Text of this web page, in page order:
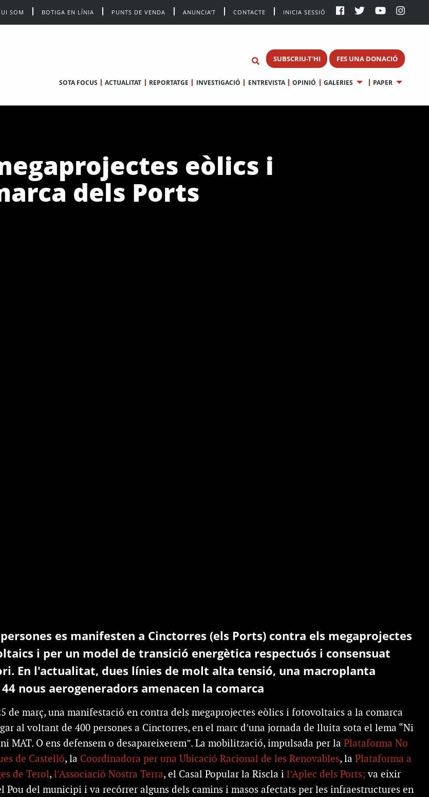
SOM BOTIGA EN LÍNIA PUNTS DE VENDA ANUNCIA’T CONTACTE INICIA SESSIÓ
SUBSCRIU-T'HI FES UNA DONACIÓ
SOTA FOCUS ACTUALITAT REPORTATGE INVESTIGACIÓ ENTREVISTA OPINIÓ GALERIES PAPER
eòlics i
dels Ports
es manifesten a Cinctorres (els Ports) contra els megaprojectes
i per un model de transició energètica respectuós i consensuat
En l'actualitat, dues línies de molt alta tensió, una macroplanta
nous aerogeneradors amenacen la comarca
de març, una manifestació en contra dels megaprojectes eòlics i fotovoltaics a la comarca
al voltant de 400 persones a Cinctorres, en el marc d’una jornada de lluita sota el lema “Ni
MAT. O ens defensem o desapareixerem”. La mobilització, impulsada per la Plataforma No
de Castelló, la Coordinadora per una Ubicació Racional de les Renovables, la Plataforma a
de Terol, l’Associació Nostra Terra, el Casal Popular la Riscla i l’Aplec dels Ports; va eixir
Pou del municipi i va recórrer alguns dels camins i masos afectats per les infraestructures en